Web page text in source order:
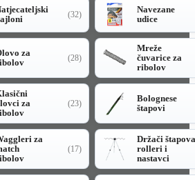
(32)
Navezane
udice
za
(28)
Mreže
čuvarice za
ribolov
za
(23)
Bolognese
štapovi
za
(17)
Držači štapova
rolleri i
nastavci